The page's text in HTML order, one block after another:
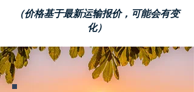
（价格基于最新运输报价，可能会有变
化）